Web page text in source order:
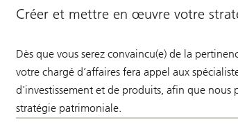
Créer et mettre en œuvre votre
Dès que vous serez convaincu(e) de la
votre chargé d’affaires fera appel aux
d'investissement et de produits, afin que
stratégie patrimoniale.